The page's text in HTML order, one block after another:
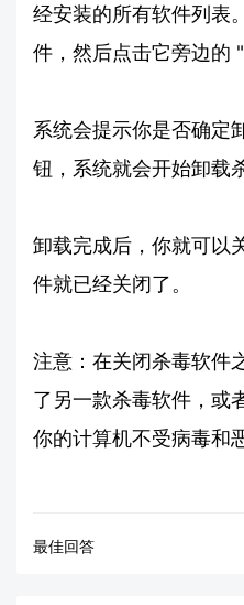
经安装的所有软件列表
件，然后点击它旁边的 "
系统会提示你是否确定
钮，系统就会开始卸载
卸载完成后，你就可以
件就已经关闭了。
注意：在关闭杀毒软件
了另一款杀毒软件，或
你的计算机不受病毒和
最佳回答